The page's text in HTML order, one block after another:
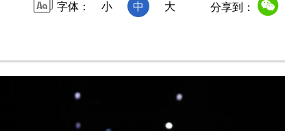
字体： 小 中 大 分享到：